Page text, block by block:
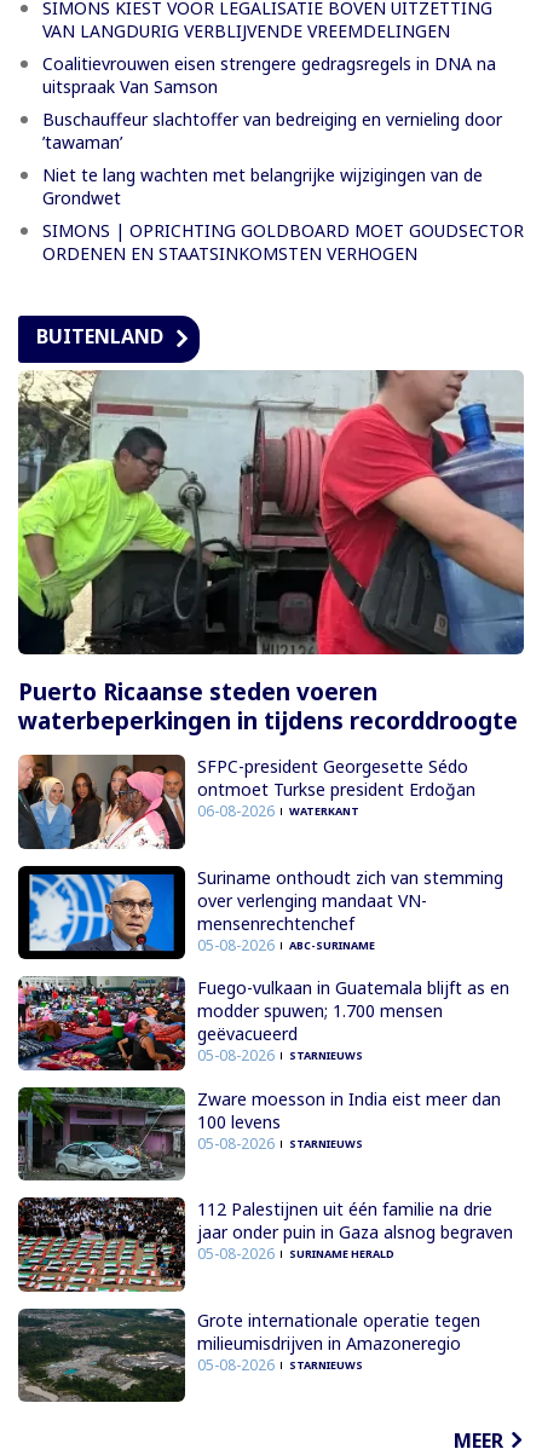
SIMONS KIEST VOOR LEGALISATIE BOVEN UITZETTING
VAN LANGDURIG VERBLIJVENDE VREEMDELINGEN
Coalitievrouwen eisen strengere gedragsregels in DNA na
uitspraak Van Samson
Buschauffeur slachtoffer van bedreiging en vernieling door
’tawaman’
Niet te lang wachten met belangrijke wijzigingen van de
Grondwet
SIMONS | OPRICHTING GOLDBOARD MOET GOUDSECTOR
ORDENEN EN STAATSINKOMSTEN VERHOGEN
BUITENLAND
Puerto Ricaanse steden voeren
waterbeperkingen in tijdens recorddroogte
SFPC-president Georgesette Sédo
ontmoet Turkse president Erdoğan
06-08-2026 WATERKANT
Suriname onthoudt zich van stemming
over verlenging mandaat VN-
mensenrechtenchef
05-08-2026 ABC-SURINAME
Fuego-vulkaan in Guatemala blijft as en
modder spuwen; 1.700 mensen
geëvacueerd
05-08-2026 STARNIEUWS
Zware moesson in India eist meer dan
100 levens
05-08-2026 STARNIEUWS
112 Palestijnen uit één familie na drie
jaar onder puin in Gaza alsnog begraven
05-08-2026 SURINAME HERALD
Grote internationale operatie tegen
milieumisdrijven in Amazoneregio
05-08-2026 STARNIEUWS
MEER